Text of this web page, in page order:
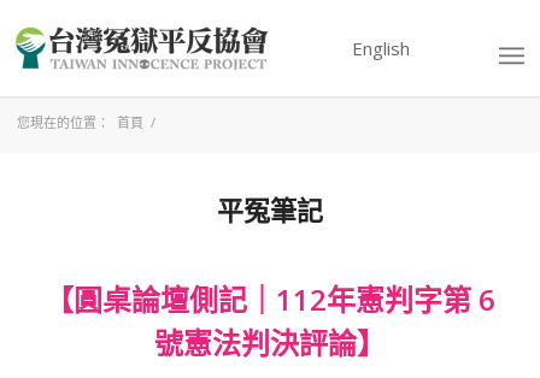
English
您現在的位置： 首頁 /
平冤筆記
【圓桌論壇側記｜112年憲判字第 6
號憲法判決評論】